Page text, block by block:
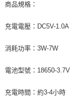
商品規格：
充電電壓：DC5V-1.0A
消耗功率：3W-7W
電池型號：18650-3.7V
充電時間：約3-4小時